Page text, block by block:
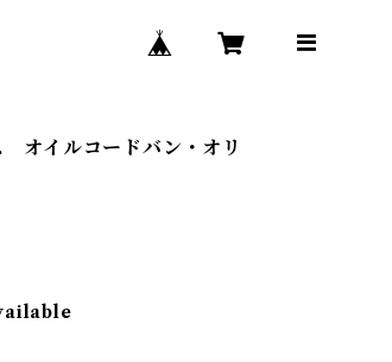
オイルコードバン・オリ